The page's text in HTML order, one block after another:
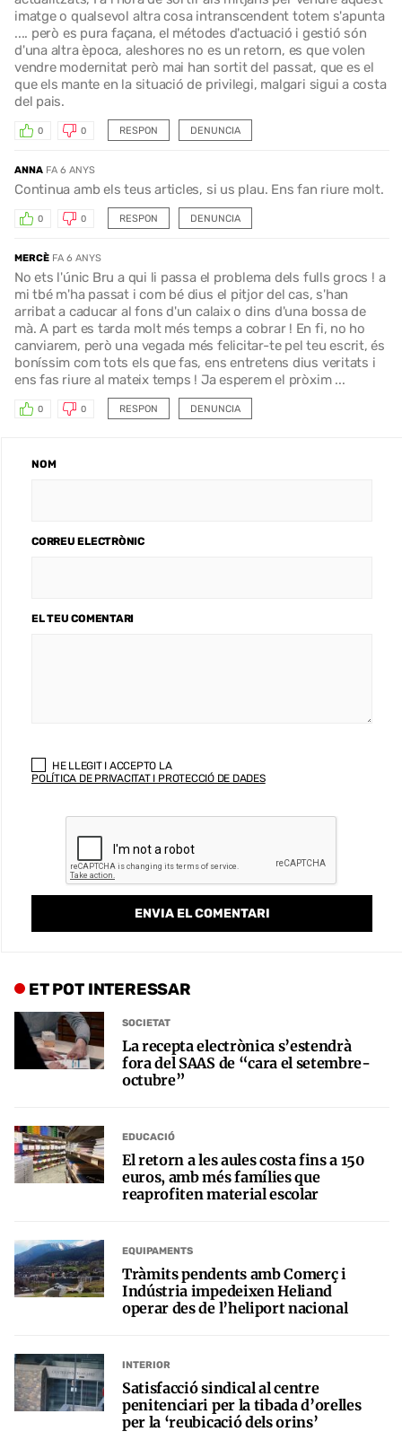
imatge o qualsevol altra cosa intranscendent totem s'apunta
.... però es pura façana, el métodes d'actuació i gestió són
d'una altra època, aleshores no es un retorn, es que volen
vendre modernitat però mai han sortit del passat, que es el
que els mante en la situació de privilegi, malgari sigui a costa
del pais.
RESPON
0 0 DENUNCIA
ANNA FA 6 ANYS
Continua amb els teus articles, si us plau. Ens fan riure molt.
RESPON
0 0 DENUNCIA
MERCÈ FA 6 ANYS
No ets l'únic Bru a qui li passa el problema dels fulls grocs ! a
mi tbé m'ha passat i com bé dius el pitjor del cas, s'han
arribat a caducar al fons d'un calaix o dins d'una bossa de
mà. A part es tarda molt més temps a cobrar ! En fi, no ho
canviarem, però una vegada més felicitar-te pel teu escrit, és
boníssim com tots els que fas, ens entretens dius veritats i
ens fas riure al mateix temps ! Ja esperem el pròxim ...
RESPON
0 0 DENUNCIA
NOM
CORREU ELECTRÒNIC
EL TEU COMENTARI
HE LLEGIT I ACCEPTO LA
POLÍTICA DE PRIVACITAT I PROTECCIÓ DE DADES
ET POT INTERESSAR
SOCIETAT
La recepta electrònica s’estendrà
fora del SAAS de “cara el setembre-
octubre”
EDUCACIÓ
El retorn a les aules costa fins a 150
euros, amb més famílies que
reaprofiten material escolar
EQUIPAMENTS
Tràmits pendents amb Comerç i
Indústria impedeixen Heliand
operar des de l’heliport nacional
INTERIOR
Satisfacció sindical al centre
penitenciari per la tibada d’orelles
per la ‘reubicació dels orins’